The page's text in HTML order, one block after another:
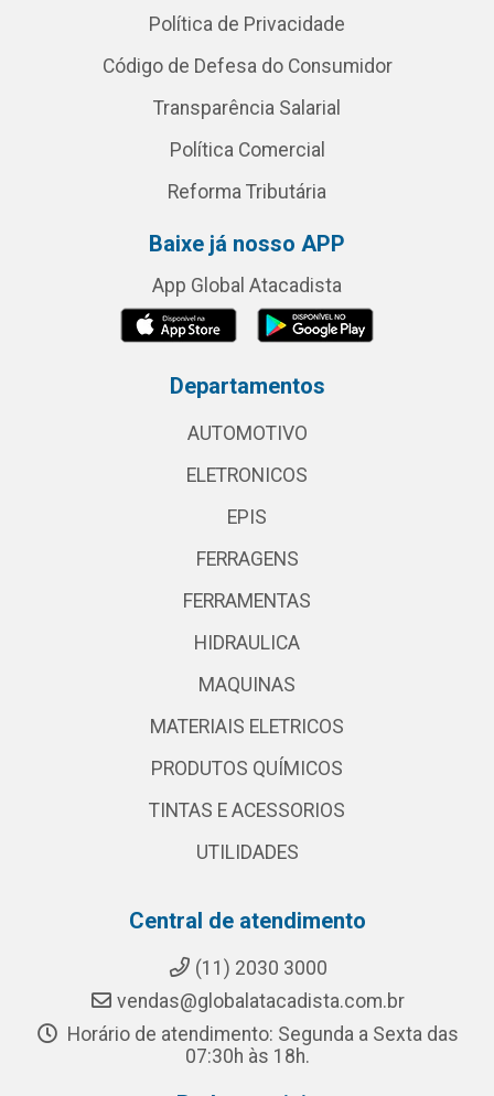
Política de Privacidade
Código de Defesa do Consumidor
Transparência Salarial
Política Comercial
Reforma Tributária
Baixe já nosso APP
App Global Atacadista
Departamentos
AUTOMOTIVO
ELETRONICOS
EPIS
FERRAGENS
FERRAMENTAS
HIDRAULICA
MAQUINAS
MATERIAIS ELETRICOS
PRODUTOS QUÍMICOS
TINTAS E ACESSORIOS
UTILIDADES
Central de atendimento
(11) 2030 3000
vendas@globalatacadista.com.br
Horário de atendimento: Segunda a Sexta das
07:30h às 18h.